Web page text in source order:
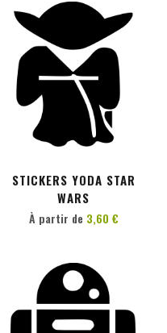
STICKERS YODA STAR
WARS
PERSONNALISER
À partir de 3,60 €